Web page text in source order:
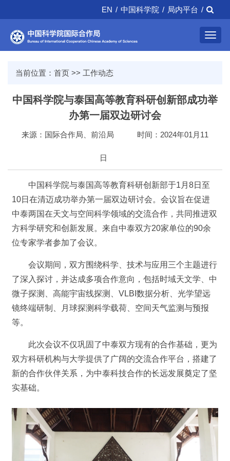
EN / 中国科学院 / 局内平台 /
当前位置： 首页 >> 工作动态
中国科学院与泰国高等教育科研创新部成功举
办第一届双边研讨会
来源：国际合作局、前沿局 时间：2024年01月11
日
中国科学院与泰国高等教育科研创新部于1月8日至
10日在清迈成功举办第一届双边研讨会。会议旨在促进
中泰两国在天文与空间科学领域的交流合作，共同推进双
方科学研究和创新发展。来自中泰双方20家单位的90余
位专家学者参加了会议。
会议期间，双方围绕科学、技术与应用三个主题进行
了深入探讨，并达成多项合作意向，包括时域天文学、中
微子探测、高能宇宙线探测、VLBI数据分析、光学望远
镜终端研制、月球探测科学载荷、空间天气监测与预报
等。
此次会议不仅巩固了中泰双方现有的合作基础，更为
双方科研机构与大学提供了广阔的交流合作平台，搭建了
新的合作伙伴关系，为中泰科技合作的长远发展奠定了坚
实基础。